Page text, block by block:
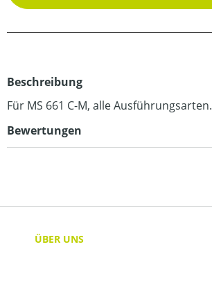
Beschreibung
Für MS 661 C-M, alle Ausführungsarten.
Bewertungen
ÜBER UNS